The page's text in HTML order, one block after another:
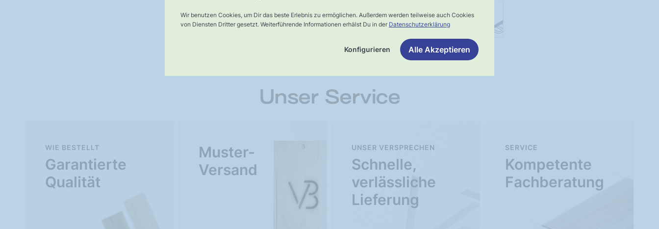
Wir benutzen Cookies, um Dir das beste Erlebnis zu ermöglichen. Außerdem werden teilweise auch Cookies
von Diensten Dritter gesetzt. Weiterführende Informationen erhälst Du in der Datenschutzerklärung
Konfigurieren Alle Akzeptieren
Unser Service
Garantierte
Qualität
WIE BESTELLT
Muster-
Versand
Schnelle,
verlässliche
Lieferung
UNSER VERSPRECHEN
Kompetente
Fachberatung
SERVICE